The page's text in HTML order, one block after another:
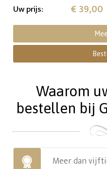
Uw prijs: € 39,00
Waarom
bestellen bij
Meer dan